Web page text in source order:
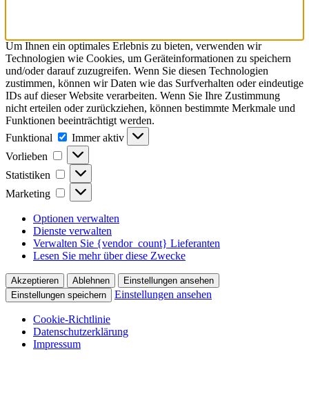
Um Ihnen ein optimales Erlebnis zu bieten, verwenden wir
Technologien wie Cookies, um Geräteinformationen zu speichern
und/oder darauf zuzugreifen. Wenn Sie diesen Technologien
zustimmen, können wir Daten wie das Surfverhalten oder eindeutige
IDs auf dieser Website verarbeiten. Wenn Sie Ihre Zustimmung
nicht erteilen oder zurückziehen, können bestimmte Merkmale und
Funktionen beeinträchtigt werden.
Funktional
Funktional
Immer aktiv
Vorlieben
Vorlieben
Statistiken Statistiken
Marketing Marketing
Optionen verwalten
Dienste verwalten
Verwalten Sie {vendor_count} Lieferanten
Lesen Sie mehr über diese Zwecke
Akzeptieren Ablehnen
Einstellungen ansehen
Einstellungen speichern
Einstellungen ansehen
Cookie-Richtlinie
Datenschutzerklärung
Impressum